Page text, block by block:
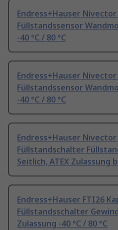
Endress+Hauser
Füllstandssensor
-40 °C / 80 °C
Endress+Hauser
Füllstandssensor
-40 °C / 80 °C
Endress+Hauser
Füllstandschalter
Seitlich, ATEX Zulassung
Endress+Hauser FTI26
Füllstandsschalter
Zulassung -40 °C / 80 °C